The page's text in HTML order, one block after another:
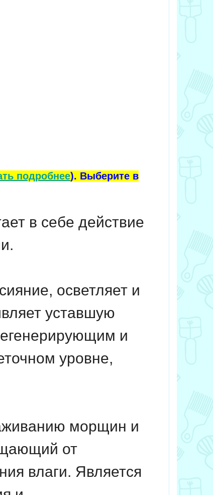
подробнее). Выберите в
в себе действие
осветляет и
уставшую
и
уровне,
морщин и
от
влаги. Является